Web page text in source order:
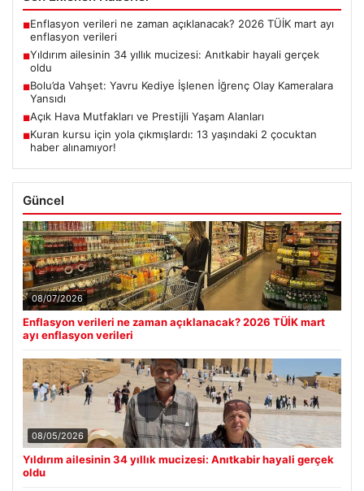
■Enflasyon verileri ne zaman açıklanacak? 2026 TÜİK mart ayı
enflasyon verileri
■Yıldırım ailesinin 34 yıllık mucizesi: Anıtkabir hayali gerçek
oldu
■Bolu’da Vahşet: Yavru Kediye İşlenen İğrenç Olay Kameralara
Yansıdı
■Açık Hava Mutfakları ve Prestijli Yaşam Alanları
■Kuran kursu için yola çıkmışlardı: 13 yaşındaki 2 çocuktan
haber alınamıyor!
Güncel
08/07/2026
Enflasyon verileri ne zaman açıklanacak? 2026 TÜİK mart
ayı enflasyon verileri
08/05/2026
Yıldırım ailesinin 34 yıllık mucizesi: Anıtkabir hayali gerçek
oldu